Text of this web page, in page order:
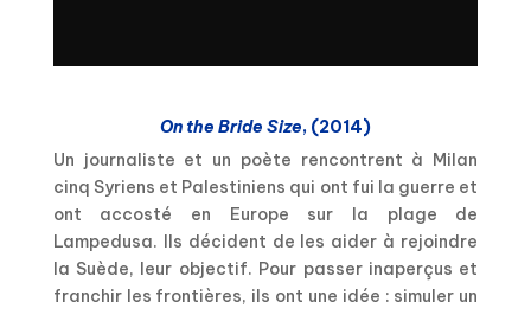
On the Bride Size, (2014)
Un journaliste et un poète rencontrent à Milan
cinq Syriens et Palestiniens qui ont fui la guerre et
ont accosté en Europe sur la plage de
Lampedusa. Ils décident de les aider à rejoindre
la Suède, leur objectif. Pour passer inaperçus et
franchir les frontières, ils ont une idée : simuler un